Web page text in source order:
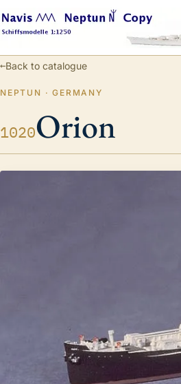
←Back to catalogue
NEPTUN · GERMANY
1020Orion